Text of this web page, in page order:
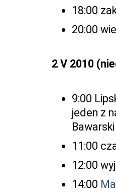
18:00
20:00
2 V 2010
9:00
jeden z
11:00
12:00
14:00